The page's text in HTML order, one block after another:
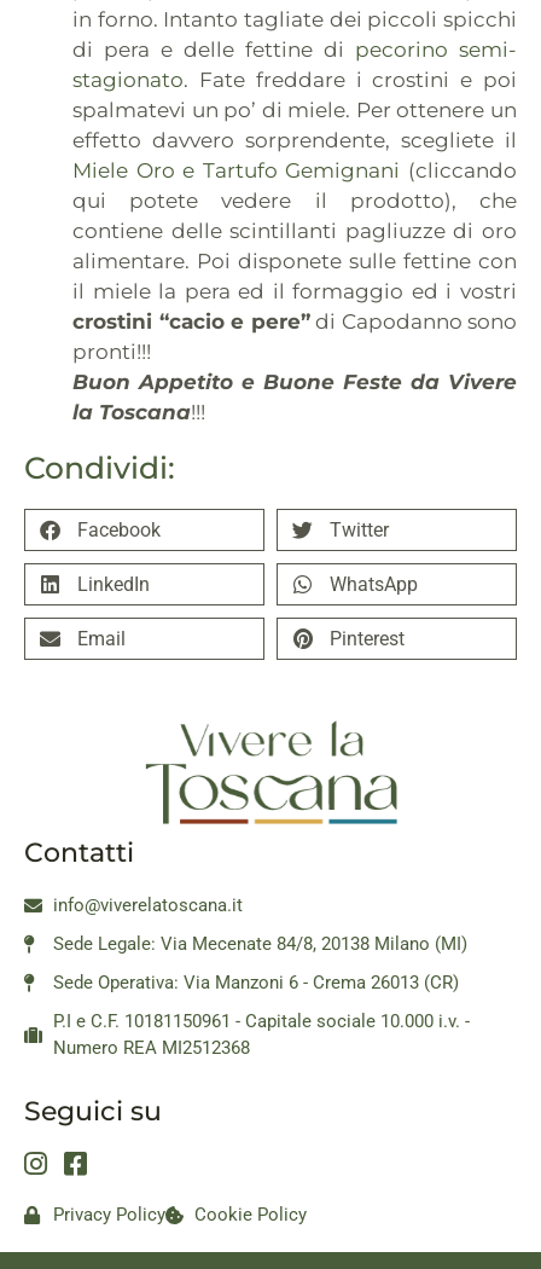
Condividi:
Facebook Twitter
LinkedIn WhatsApp
Email Pinterest
in forno. Intanto tagliate dei piccoli spicchi
di pera e delle fettine di pecorino semi-
stagionato. Fate freddare i crostini e poi
spalmatevi un po’ di miele. Per ottenere un
effetto davvero sorprendente, scegliete il
Miele Oro e Tartufo Gemignani (cliccando
qui potete vedere il prodotto), che
contiene delle scintillanti pagliuzze di oro
alimentare. Poi disponete sulle fettine con
il miele la pera ed il formaggio ed i vostri
crostini “cacio e pere”di Capodanno sono
pronti!!!
Buon Appetito e Buone Feste da Vivere
la Toscana!!!
Contatti
info@viverelatoscana.it
Sede Legale: Via Mecenate 84/8, 20138 Milano (MI)
Sede Operativa: Via Manzoni 6 - Crema 26013 (CR)
P.I e C.F. 10181150961 - Capitale sociale 10.000 i.v. -
Numero REA MI2512368
Seguici su
Privacy Policy Cookie Policy